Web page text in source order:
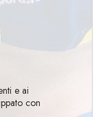
e ai
con